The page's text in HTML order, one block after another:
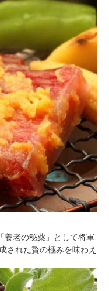
養老の秘薬」として将軍
された贅の極みを味わえ